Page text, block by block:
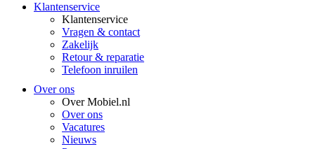
Klantenservice
Klantenservice
Vragen & contact
Zakelijk
Retour & reparatie
Telefoon inruilen
Over ons
Over Mobiel.nl
Over ons
Vacatures
Nieuws